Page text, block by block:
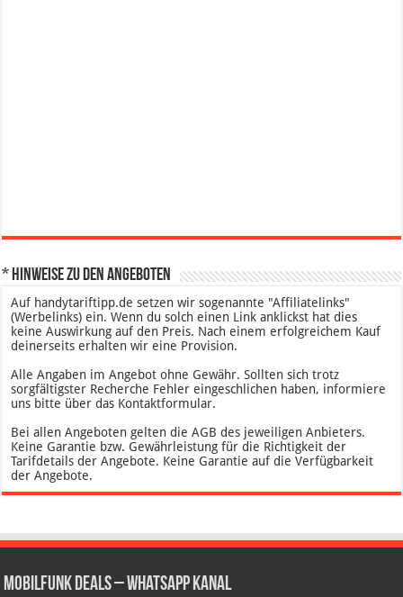
* Hinweise zu den Angeboten
Auf handytariftipp.de setzen wir sogenannte "Affiliatelinks"
(Werbelinks) ein. Wenn du solch einen Link anklickst hat dies
keine Auswirkung auf den Preis. Nach einem erfolgreichem Kauf
deinerseits erhalten wir eine Provision.
Alle Angaben im Angebot ohne Gewähr. Sollten sich trotz
sorgfältigster Recherche Fehler eingeschlichen haben, informiere
uns bitte über das Kontaktformular.
Bei allen Angeboten gelten die AGB des jeweiligen Anbieters.
Keine Garantie bzw. Gewährleistung für die Richtigkeit der
Tarifdetails der Angebote. Keine Garantie auf die Verfügbarkeit
der Angebote.
Mobilfunk Deals – WhatsApp Kanal